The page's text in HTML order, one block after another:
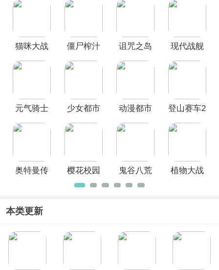
有如免费内购、无限资源、内置菜单等
更大程度的自由掌握调节游戏难度，并
且安装包都经过本站人工测试绿色安
猫咪大战
僵尸榨汁
无限金币
诅咒之岛
新版本
现代战舰
内置菜单
元气骑士
少女都市
版全部地
动漫都市
登山赛车2
奥特曼传
钻石不用
登录
樱花校园
模拟器中
鬼谷八荒
手游破解
植物大战
本类更新